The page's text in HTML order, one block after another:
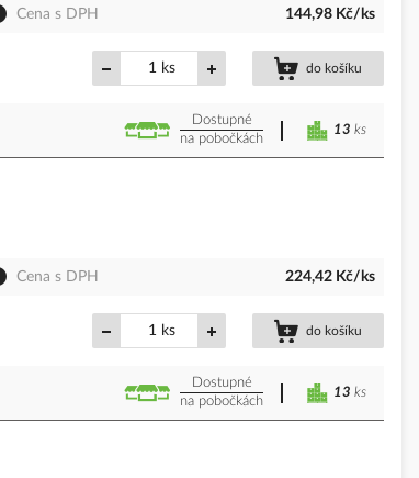
Cena s DPH 144,98 Kč/ks
ks do košíku
Dostupné
na pobočkách
13 ks
Cena s DPH 224,42 Kč/ks
ks do košíku
Dostupné
na pobočkách
13 ks